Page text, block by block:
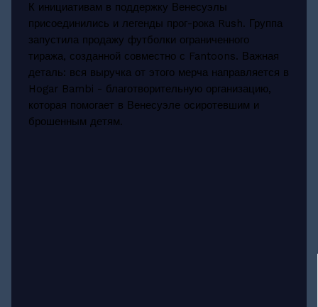
К инициативам в поддержку Венесуэлы
присоединились и легенды прог-рока Rush. Группа
запустила продажу футболки ограниченного
тиража, созданной совместно с Fantoons. Важная
деталь: вся выручка от этого мерча направляется в
Hogar Bambi - благотворительную организацию,
которая помогает в Венесуэле осиротевшим и
брошенным детям.